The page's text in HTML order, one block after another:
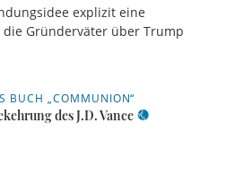
explizit eine
Gründerväter über Trump
BUCH „COMMUNION“
des J.D. Vance